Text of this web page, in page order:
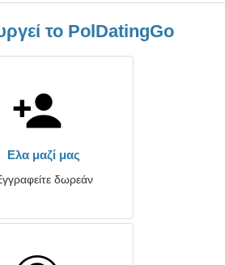
το PolDatingGo
Ελα μαζί μας
δωρεάν